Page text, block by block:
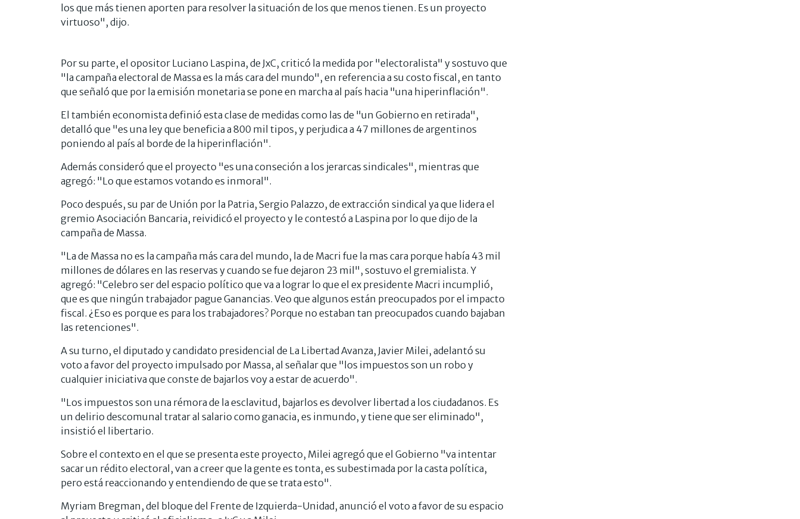
los que más tienen aporten para resolver la situación de los que menos tienen. Es un proyecto
virtuoso", dijo.
Por su parte, el opositor Luciano Laspina, de JxC, criticó la medida por "electoralista" y sostuvo que
"la campaña electoral de Massa es la más cara del mundo", en referencia a su costo fiscal, en tanto
que señaló que por la emisión monetaria se pone en marcha al país hacia "una hiperinflación".
El también economista definió esta clase de medidas como las de "un Gobierno en retirada",
detalló que "es una ley que beneficia a 800 mil tipos, y perjudica a 47 millones de argentinos
poniendo al país al borde de la hiperinflación".
Además consideró que el proyecto "es una conseción a los jerarcas sindicales", mientras que
agregó: "Lo que estamos votando es inmoral".
Poco después, su par de Unión por la Patria, Sergio Palazzo, de extracción sindical ya que lidera el
gremio Asociación Bancaria, reividicó el proyecto y le contestó a Laspina por lo que dijo de la
campaña de Massa.
"La de Massa no es la campaña más cara del mundo, la de Macri fue la mas cara porque había 43 mil
millones de dólares en las reservas y cuando se fue dejaron 23 mil", sostuvo el gremialista. Y
agregó: "Celebro ser del espacio político que va a lograr lo que el ex presidente Macri incumplió,
que es que ningún trabajador pague Ganancias. Veo que algunos están preocupados por el impacto
fiscal. ¿Eso es porque es para los trabajadores? Porque no estaban tan preocupados cuando bajaban
las retenciones".
A su turno, el diputado y candidato presidencial de La Libertad Avanza, Javier Milei, adelantó su
voto a favor del proyecto impulsado por Massa, al señalar que "los impuestos son un robo y
cualquier iniciativa que conste de bajarlos voy a estar de acuerdo".
"Los impuestos son una rémora de la esclavitud, bajarlos es devolver libertad a los ciudadanos. Es
un delirio descomunal tratar al salario como ganacia, es inmundo, y tiene que ser eliminado",
insistió el libertario.
Sobre el contexto en el que se presenta este proyecto, Milei agregó que el Gobierno "va intentar
sacar un rédito electoral, van a creer que la gente es tonta, es subestimada por la casta política,
pero está reaccionando y entendiendo de que se trata esto".
Myriam Bregman, del bloque del Frente de Izquierda-Unidad, anunció el voto a favor de su espacio